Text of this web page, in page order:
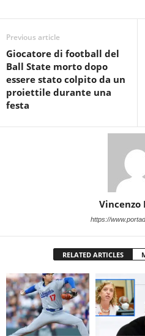
Previous article
Giocatore di football del
Ball State morto dopo
essere stato colpito da un
proiettile durante una
festa
Vincenzo
https://
RELATED ARTICLES